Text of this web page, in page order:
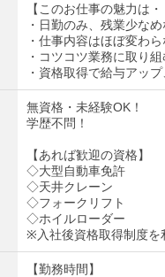
【このお仕事の魅力は・
・日勤のみ、残業少な
・仕事内容はほぼ変わ
・コツコツ業務に取り
・資格取得で給与アッ
無資格・未経験OK！
学歴不問！
【あれば歓迎の資格】
◇大型自動車免許
◇天井クレーン
◇フォークリフト
◇ホイルローダー
※入社後資格取得制度を
【勤務時間】